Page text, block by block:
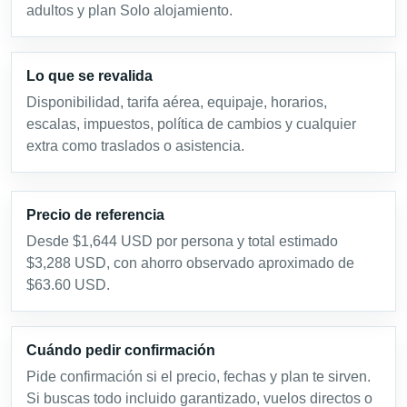
adultos y plan Solo alojamiento.
Lo que se revalida
Disponibilidad, tarifa aérea, equipaje, horarios,
escalas, impuestos, política de cambios y cualquier
extra como traslados o asistencia.
Precio de referencia
Desde $1,644 USD por persona y total estimado
$3,288 USD, con ahorro observado aproximado de
$63.60 USD.
Cuándo pedir confirmación
Pide confirmación si el precio, fechas y plan te sirven.
Si buscas todo incluido garantizado, vuelos directos o